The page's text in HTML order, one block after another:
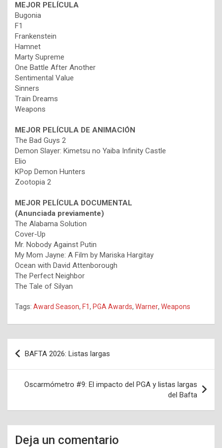
MEJOR PELÍCULA
Bugonia
F1
Frankenstein
Hamnet
Marty Supreme
One Battle After Another
Sentimental Value
Sinners
Train Dreams
Weapons
MEJOR PELÍCULA DE ANIMACIÓN
The Bad Guys 2
Demon Slayer: Kimetsu no Yaiba Infinity Castle
Elio
KPop Demon Hunters
Zootopia 2
MEJOR PELÍCULA DOCUMENTAL
(Anunciada previamente)
The Alabama Solution
Cover-Up
Mr. Nobody Against Putin
My Mom Jayne: A Film by Mariska Hargitay
Ocean with David Attenborough
The Perfect Neighbor
The Tale of Silyan
Tags: Award Season, F1, PGA Awards, Warner, Weapons
Navegación
de
entradas
BAFTA 2026: Listas largas
Oscarmómetro #9: El impacto del PGA y listas largas
del Bafta
Deja un comentario